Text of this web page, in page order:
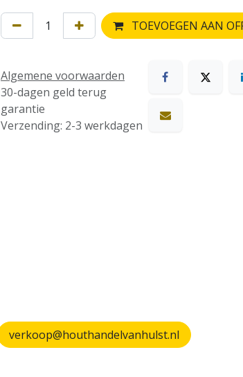
TOEVOEGEN AAN
Algemene voorwaarden
30-dagen geld terug
garantie
Verzending: 2-3 werkdagen
verkoop@houthandelvanhulst.nl